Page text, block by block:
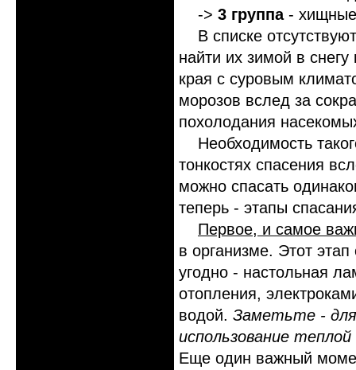
-> 3 группа- хищные
В списке
найти их зимой в
края с суровым
морозов вслед за
похолодания
Необходимость
тонкостях спасения
можно спасать
теперь - этапы
Первое, и самое
в организме. Этот
угодно - настольная
отопления,
водой. Заметьте - для
использование
Еще один важный